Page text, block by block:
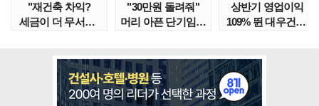
"재건축 차익?
세금이 더 무서워"
"30만원 돌려줘"
머리 아픈 단기임대
상반기 영업이익
109% 뛴 대우건설,